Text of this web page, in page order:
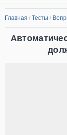
Главная / Тесты /